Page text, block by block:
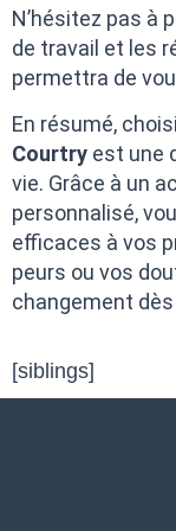
N’hésitez pas à
de travail et les
permettra de
En résumé,
Courtry est une
vie. Grâce à un
personnalisé,
efficaces à vos
peurs ou vos
changement dès
[siblings]